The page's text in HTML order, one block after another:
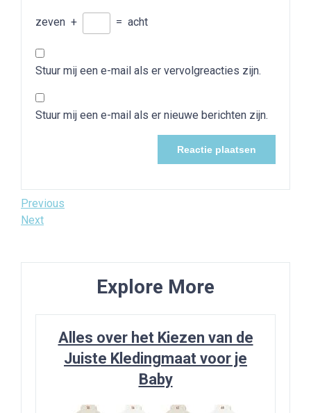
zeven + = acht
Stuur mij een e-mail als er vervolgreacties zijn.
Stuur mij een e-mail als er nieuwe berichten zijn.
Bericht
navigatie
Previous
Post
Previous
Next
Next
Explore More
Alles over het Kiezen van de
Juiste Kledingmaat voor je
Baby